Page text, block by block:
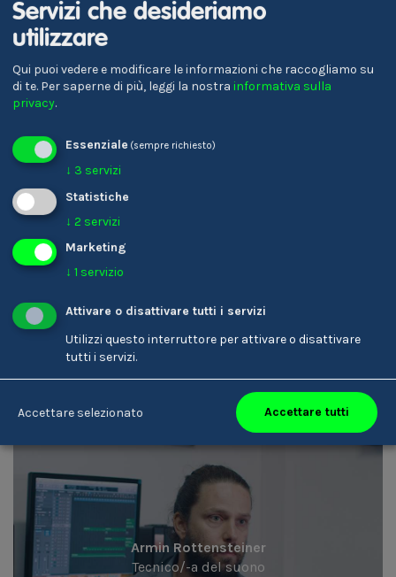
Parrucchiere/-a
Armin Rottensteiner
Tecnico/-a del suono
Servizi che desideriamo
utilizzare
Qui puoi vedere e modificare le informazioni che raccogliamo su
di te. Per saperne di più, leggi la nostra informativa sulla
privacy.
Essenziale (sempre richiesto)
↓ 3 servizi
Statistiche
↓ 2 servizi
Marketing
↓ 1 servizio
Attivare o disattivare tutti i servizi
Utilizzi questo interruttore per attivare o disattivare
tutti i servizi.
Accettare selezionato Accettare tutti